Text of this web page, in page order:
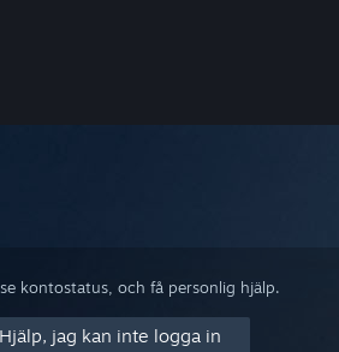
kontostatus, och få personlig hjälp.
Hjälp, jag kan inte logga in